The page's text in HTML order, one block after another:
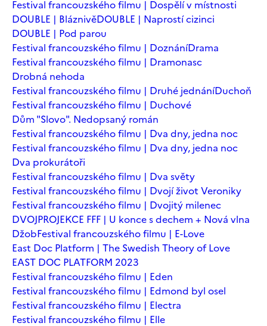
Festival francouzského filmu | Dospělí v místnosti
DOUBLE | BláznivěDOUBLE | Naprostí cizinci
DOUBLE | Pod parou
Festival francouzského filmu | DoznáníDrama
Festival francouzského filmu | Dramonasc
Drobná nehoda
Festival francouzského filmu | Druhé jednáníDuchoň
Festival francouzského filmu | Duchové
Dům "Slovo". Nedopsaný román
Festival francouzského filmu | Dva dny, jedna noc
Festival francouzského filmu | Dva dny, jedna noc
Dva prokurátoři
Festival francouzského filmu | Dva světy
Festival francouzského filmu | Dvojí život Veroniky
Festival francouzského filmu | Dvojitý milenec
DVOJPROJEKCE FFF | U konce s dechem + Nová vlna
DžobFestival francouzského filmu | E-Love
East Doc Platform | The Swedish Theory of Love
EAST DOC PLATFORM 2023
Festival francouzského filmu | Eden
Festival francouzského filmu | Edmond byl osel
Festival francouzského filmu | Electra
Festival francouzského filmu | Elle